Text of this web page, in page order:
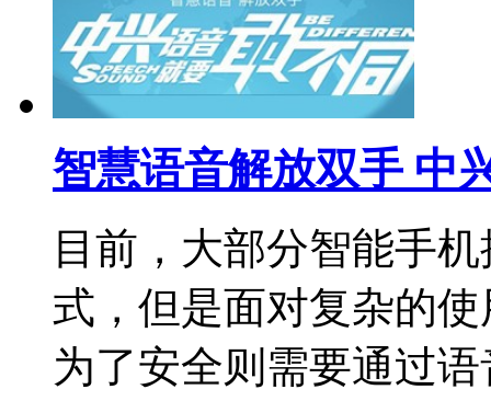
智慧语音解放双手 中
目前，大部分智能手
式，但是面对复杂的
为了安全则需要通过